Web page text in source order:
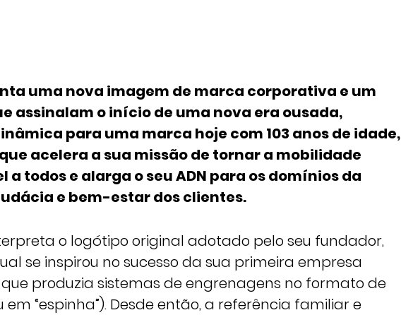
uma nova imagem de marca corporativa e um
assinalam o início de uma nova era ousada,
para uma marca hoje com 103 anos de idade,
acelera a sua missão de tornar a mobilidade
todos e alarga o seu ADN para os domínios da
e bem-estar dos clientes.
o logótipo original adotado pelo seu fundador,
se inspirou no sucesso da sua primeira empresa
produzia sistemas de engrenagens no formato de
em “espinha”). Desde então, a referência familiar e